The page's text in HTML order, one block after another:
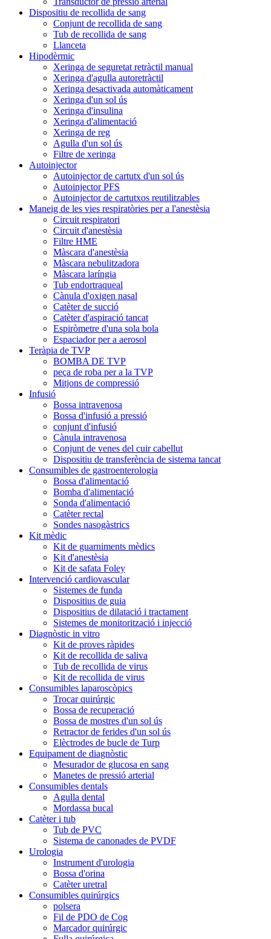
Dispositiu de recollida de sang
Conjunt de recollida de sang
Tub de recollida de sang
Llanceta
Hipodèrmic
Xeringa de seguretat retràctil manual
Xeringa d'agulla autoretràctil
Xeringa desactivada automàticament
Xeringa d'un sol ús
Xeringa d'insulina
Xeringa d'alimentació
Xeringa de reg
Agulla d'un sol ús
Filtre de xeringa
Autoinjector
Autoinjector de cartutx d'un sol ús
Autoinjector PFS
Autoinjector de cartutxos reutilitzables
Maneig de les vies respiratòries per a l'anestèsia
Circuit respiratori
Circuit d'anestèsia
Filtre HME
Màscara d'anestèsia
Màscara nebulitzadora
Màscara laríngia
Tub endortraqueal
Cànula d'oxigen nasal
Catèter de succió
Catèter d'aspiració tancat
Espiròmetre d'una sola bola
Espaciador per a aerosol
Teràpia de TVP
BOMBA DE TVP
peça de roba per a la TVP
Mitjons de compressió
Infusió
Bossa intravenosa
Bossa d'infusió a pressió
conjunt d'infusió
Cànula intravenosa
Conjunt de venes del cuir cabellut
Dispositiu de transferència de sistema tancat
Consumibles de gastroenterologia
Bossa d'alimentació
Bomba d'alimentació
Sonda d'alimentació
Catèter rectal
Sondes nasogàstrics
Kit mèdic
Kit de guarniments mèdics
Kit d'anestèsia
Kit de safata Foley
Intervenció cardiovascular
Sistemes de funda
Dispositius de guia
Dispositius de dilatació i tractament
Sistemes de monitorització i injecció
Diagnòstic in vitro
Kit de proves ràpides
Kit de recollida de saliva
Tub de recollida de virus
Kit de recollida de virus
Consumibles laparoscòpics
Trocar quirúrgic
Bossa de recuperació
Bossa de mostres d'un sol ús
Retractor de ferides d'un sol ús
Elèctrodes de bucle de Turp
Equipament de diagnòstic
Mesurador de glucosa en sang
Manetes de pressió arterial
Consumibles dentals
Agulla dental
Mordassa bucal
Catèter i tub
Tub de PVC
Sistema de canonades de PVDF
Urologia
Instrument d'urologia
Bossa d'orina
Catèter uretral
Consumibles quirúrgics
polsera
Fil de PDO de Cog
Marcador quirúrgic